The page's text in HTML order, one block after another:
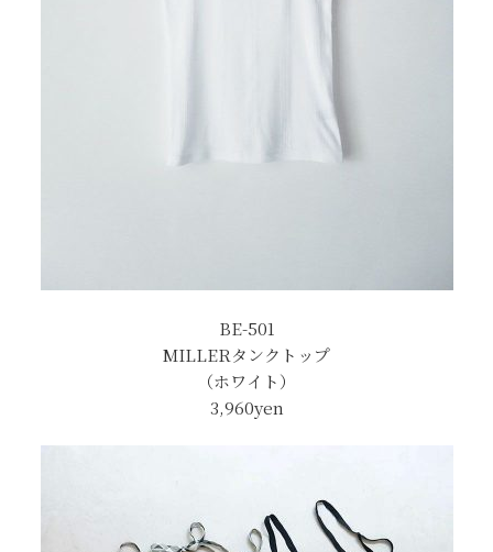
BE-501
MILLERタンクトップ
（ホワイト）
3,960yen